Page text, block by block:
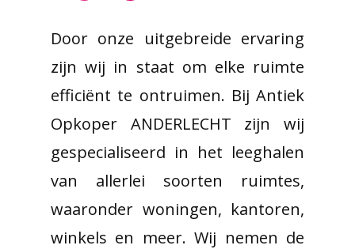
Door onze uitgebreide ervaring
zijn wij in staat om elke ruimte
efficiënt te ontruimen. Bij Antiek
Opkoper ANDERLECHT zijn wij
gespecialiseerd in het leeghalen
van allerlei soorten ruimtes,
waaronder woningen, kantoren,
winkels en meer. Wij nemen de